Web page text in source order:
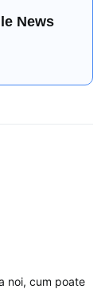
News
noi, cum poate